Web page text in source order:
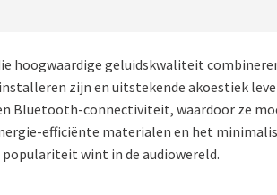
hoogwaardige geluidskwaliteit
zijn en uitstekende akoestiek
Bluetooth-connectiviteit, waardoor ze
efficiënte materialen en het
wint in de audiowereld.